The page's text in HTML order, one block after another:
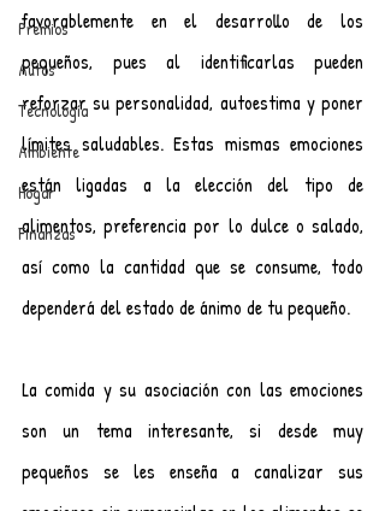
Premios
Autos
Tecnología
Ambiente
Hogar
Finanzas
favorablemente en el desarrollo de los
pequeños, pues al identificarlas pueden
reforzar su personalidad, autoestima y poner
límites saludables. Estas mismas emociones
están ligadas a la elección del tipo de
alimentos, preferencia por lo dulce o salado,
así como la cantidad que se consume, todo
dependerá del estado de ánimo de tu pequeño.
La comida y su asociación con las emociones
son un tema interesante, si desde muy
pequeños se les enseña a canalizar sus